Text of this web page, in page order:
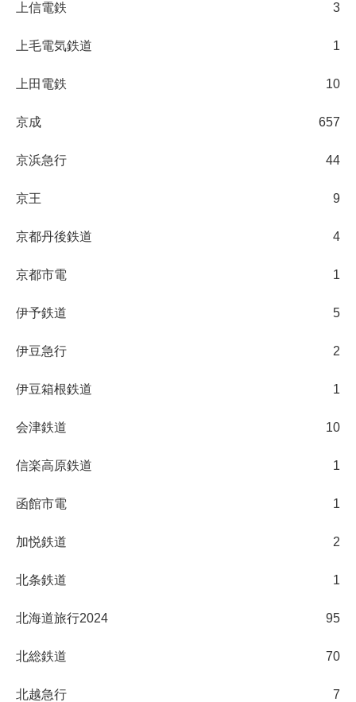
上信電鉄 3
上毛電気鉄道 1
上田電鉄 10
京成 657
京浜急行 44
京王 9
京都丹後鉄道 4
京都市電 1
伊予鉄道 5
伊豆急行 2
伊豆箱根鉄道 1
会津鉄道 10
信楽高原鉄道 1
函館市電 1
加悦鉄道 2
北条鉄道 1
北海道旅行2024 95
北総鉄道 70
北越急行 7